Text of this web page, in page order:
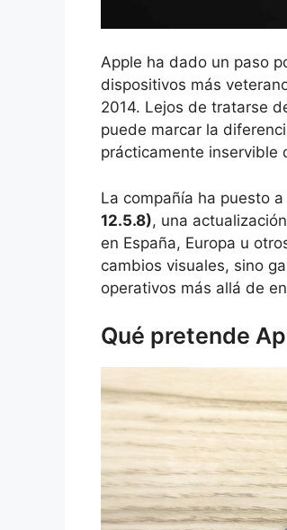
Apple ha dado un paso
dispositivos más
2014. Lejos de tratarse
puede marcar la
prácticamente inservible
La compañía ha puesto
12.5.8), una
en España, Europa u
cambios visuales, sino
operativos más allá de
Qué pretende